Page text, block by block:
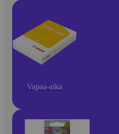
Vapaa-aika